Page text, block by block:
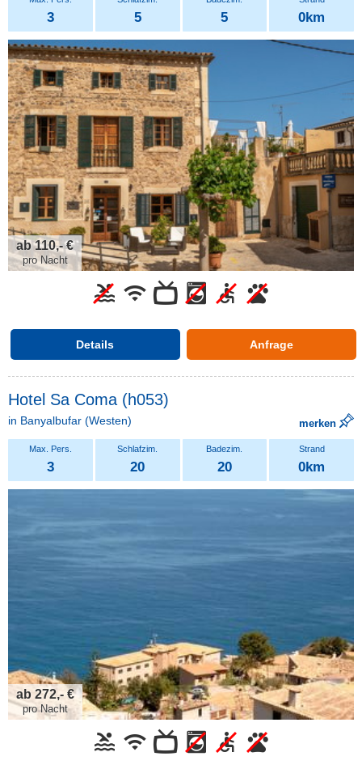
3 5 5 0km
ab 110,- €
pro Nacht
Details Anfrage
Hotel Sa Coma (h053)
in Banyalbufar (Westen) merken
3 20 20 0km
ab 272,- €
pro Nacht